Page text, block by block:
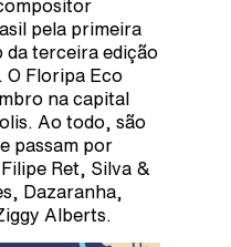
pela primeira
da terceira edição
O Floripa Eco
na capital
Ao todo, são
passam por
Ret, Silva &
Dazaranha,
Alberts.